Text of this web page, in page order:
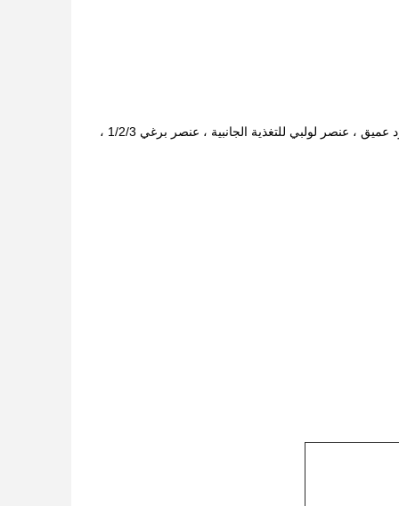
جزء برغي كوفي ، جزء برغي للخلط ، قرص وكتلة عجن ، عنصر برغي انتقالي ، عنصر نقل أخدود عميق ، عنصر لولبي للتغذية الجانبية ، عنصر برغي 1/2/3 ،